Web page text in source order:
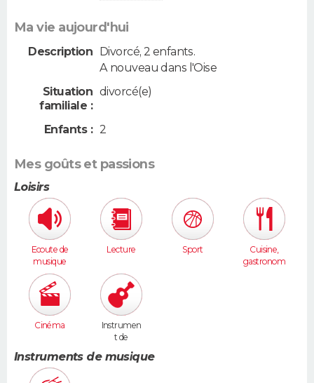
Ma vie aujourd'hui
Description Divorcé, 2 enfants.
A nouveau dans l'Oise
Situation
familiale :
divorcé(e)
Enfants : 2
Mes goûts et passions
Loisirs
Ecoute de
musique
Lecture Sport
Cuisine,
gastronom
Cinéma
Instrumen
t de
musique
Instruments de musique